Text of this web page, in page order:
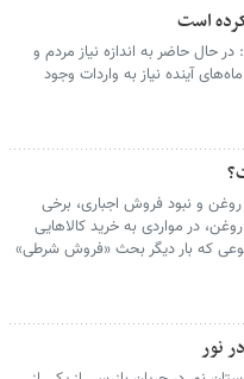
است
حال حاضر به اندازه نیاز مردم و
آینده نیاز به واردات وجود
روغن و نبود فروش اجباری، برخی
در مواردی به خرید کالاهایی
که بار دیگر بحث «فروش شرطی»